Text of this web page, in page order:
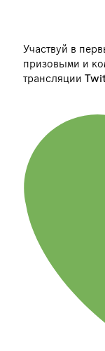
Участвуй в
призовыми и
трансляции